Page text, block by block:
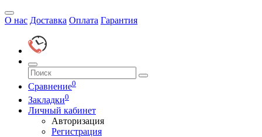
О нас Доставка Оплата Гарантия
Сравнение0
Закладки0
Личный кабинет
Авторизация
Регистрация